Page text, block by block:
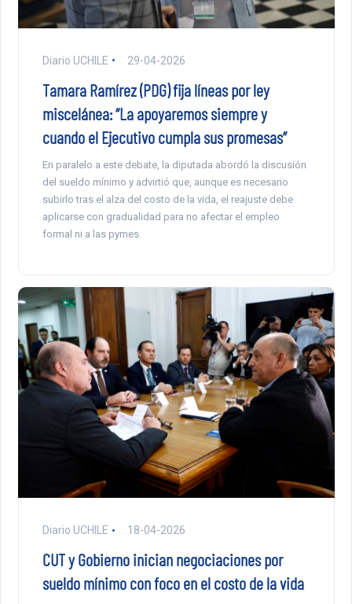
Diario UCHILE 29-04-2026
Tamara Ramírez (PDG) fija líneas por ley
miscelánea: “La apoyaremos siempre y
cuando el Ejecutivo cumpla sus promesas”
En paralelo a este debate, la diputada abordó la discusión
del sueldo mínimo y advirtió que, aunque es necesario
subirlo tras el alza del costo de la vida, el reajuste debe
aplicarse con gradualidad para no afectar el empleo
formal ni a las pymes.
Diario UCHILE 18-04-2026
CUT y Gobierno inician negociaciones por
sueldo mínimo con foco en el costo de la vida